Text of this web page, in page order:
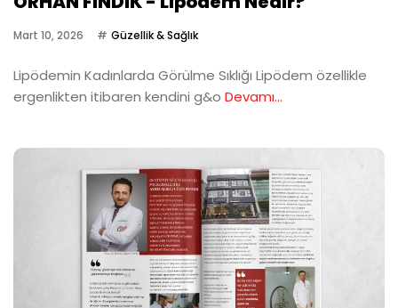
Mart 10, 2026 Güzellik & Sağlık
Lipödemin Kadınlarda Görülme Sıklığı Lipödem özellikle
ergenlikten itibaren kendini g&o Devamı...